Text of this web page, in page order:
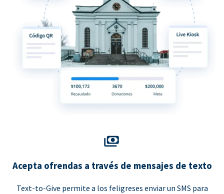
Acepta ofrendas a través de mensajes de texto
Text-to-Give permite a los feligreses enviar un SMS para